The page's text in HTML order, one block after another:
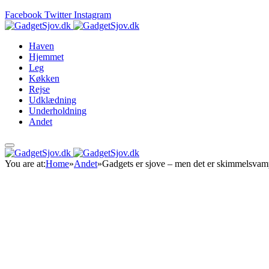
Facebook Twitter Instagram
Haven
Hjemmet
Leg
Køkken
Rejse
Udklædning
Underholdning
Andet
You are at:Home»Andet»Gadgets er sjove – men det er